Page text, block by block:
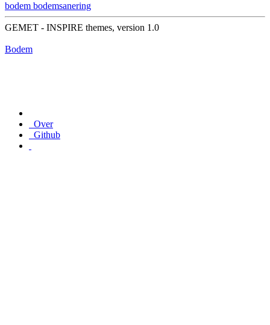
bodem bodemsanering
GEMET - INSPIRE themes, version 1.0
Bodem
Over
Github